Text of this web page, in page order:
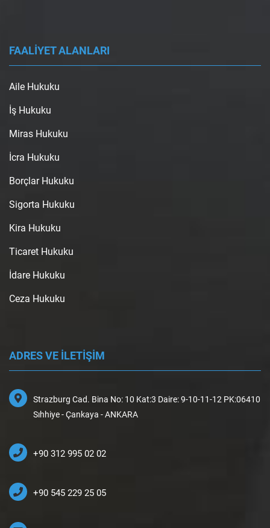
FAALİYET ALANLARI
Aile Hukuku
İş Hukuku
Miras Hukuku
İcra Hukuku
Borçlar Hukuku
Sigorta Hukuku
Kira Hukuku
Ticaret Hukuku
İdare Hukuku
Ceza Hukuku
ADRES VE İLETİŞİM
Strazburg Cad. Bina No: 10 Kat:3 Daire: 9-10-11-12 PK:06410
Sıhhiye - Çankaya - ANKARA
+90 312 995 02 02
+90 545 229 25 05